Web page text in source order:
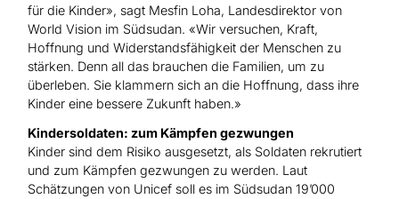
für die Kinder», sagt Mesfin Loha, Landesdirektor von
World Vision im Südsudan. «Wir versuchen, Kraft,
Hoffnung und Widerstandsfähigkeit der Menschen zu
stärken. Denn all das brauchen die Familien, um zu
überleben. Sie klammern sich an die Hoffnung, dass ihre
Kinder eine bessere Zukunft haben.»
Kindersoldaten: zum Kämpfen gezwungen
Kinder sind dem Risiko ausgesetzt, als Soldaten rekrutiert
und zum Kämpfen gezwungen zu werden. Laut
Schätzungen von Unicef soll es im Südsudan 19’000